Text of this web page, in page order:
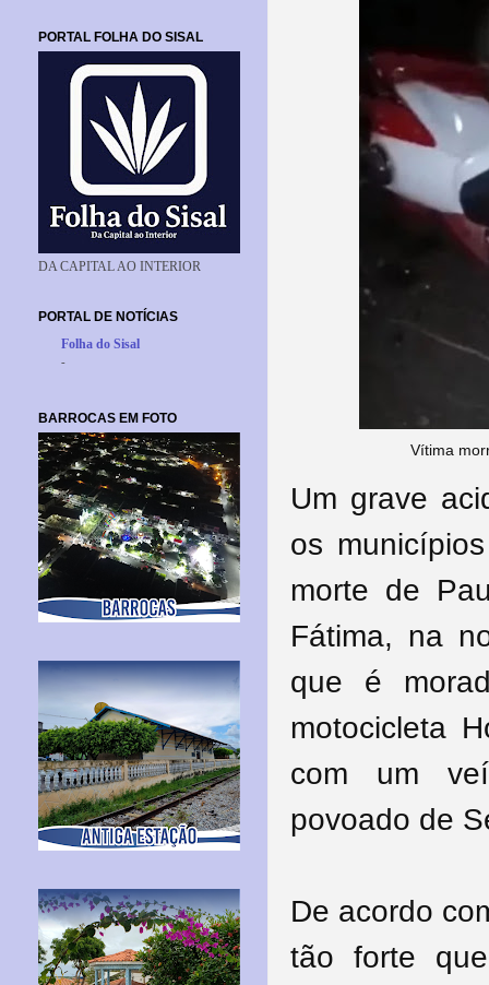
Vítima
Um grave
os
morte de
Fátima, na
que é
motocicleta
com um
povoado de
De acordo
tão forte
PORTAL FOLHA DO SISAL
DA CAPITAL AO INTERIOR
PORTAL DE NOTÍCIAS
Folha do Sisal
-
BARROCAS EM FOTO